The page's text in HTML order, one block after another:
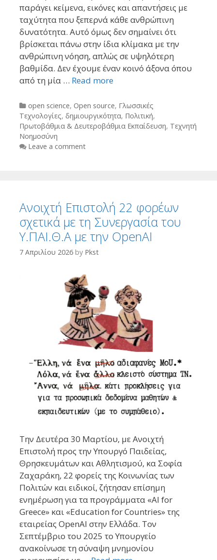
παράγει κείμενα, εικόνες και απαντήσεις με
ταχύτητα που ξεπερνά κάθε ανθρώπινη
δυνατότητα. Αυτό όμως δεν σημαίνει ότι
βρίσκεται πάνω στην ίδια κλίμακα με την
ανθρώπινη νόηση, απλώς σε υψηλότερη
βαθμίδα. Δεν έχουμε έναν κοινό άξονα όπου
από τη μία … Read more
Categories
open science, Open source, Γλωσσικές
Τεχνολογίες, δημιουργικότητα, Πολιτική,
Πρωτοβάθμια & Δευτεροβάθμια Εκπαίδευση, Τεχνητή
Νοημοσύνη
Leave a comment
Ανοιχτή Επιστολή 22 φορέων
σχετικά με τη Συνεργασία του
Υ.ΠΑΙ.Θ.Α με την OpenAI
7 Απριλίου 2026 by Pkst
Την Δευτέρα 30 Μαρτίου, με Ανοιχτή
Επιστολή προς την Υπουργό Παιδείας,
Θρησκευμάτων και Αθλητισμού, κα Σοφία
Ζαχαράκη, 22 φορείς της Κοινωνίας των
Πολιτών και ειδικοί, ζήτησαν επίσημη
ενημέρωση για τα προγράμματα «AI for
Greece» και «Education for Countries» της
εταιρείας OpenAI στην Ελλάδα. Τον
Σεπτέμβριο του 2025 το Υπουργείο
ανακοίνωσε τη σύναψη μνημονίου